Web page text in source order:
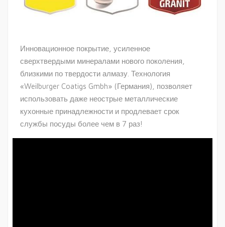
Инновационное покрытие, усиленное
сверхтвердыми минералами нового поколения,
близкими по твердости алмазу. Технология
«Weilburger Coatigs Gmbh» (Германия), позволяет
использовать даже неострые металлические
кухонные принадлежности и продлевает срок
службы посуды более чем в 7 раз!